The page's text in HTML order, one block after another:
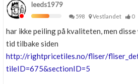
leeds1979
598
Vestlandet 0
har ikke peiling på kvaliteten, men
tid tilbake siden
http://rightpricetiles.no/fliser/
tileID=675&sectionID=5